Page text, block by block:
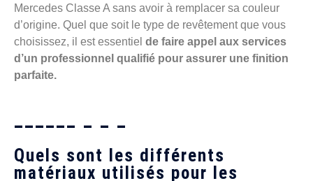
Mercedes Classe A sans avoir à remplacer sa couleur
d’origine. Quel que soit le type de revêtement que vous
choisissez, il est essentiel de faire appel aux services
d’un professionnel qualifié pour assurer une finition
parfaite.
Quels sont les différents
matériaux utilisés pour les